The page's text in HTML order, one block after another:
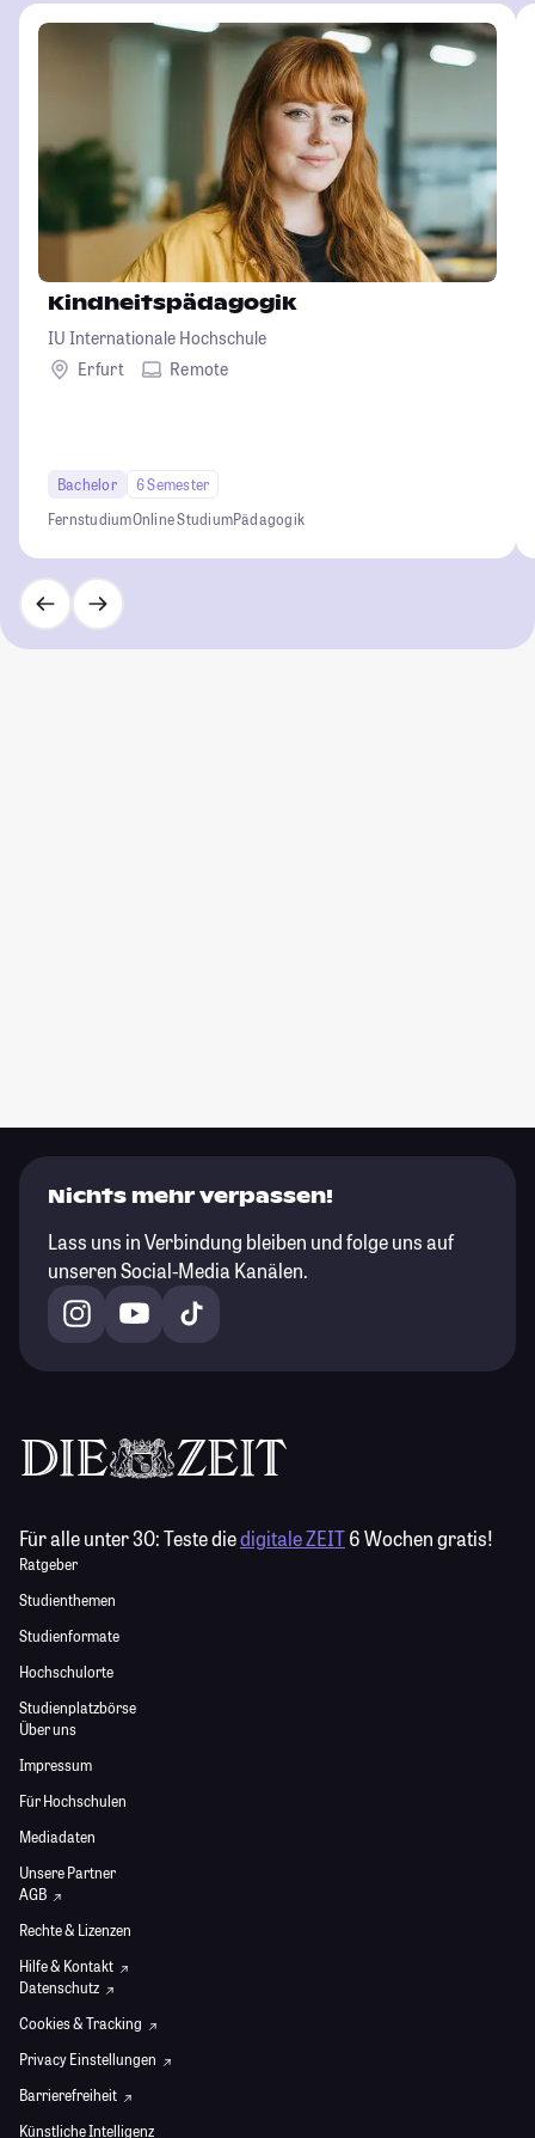
Kindheitspädagogik
IU Internationale Hochschule
Erfurt
Remote
Bachelor
6 Semester
FernstudiumOnline StudiumPädagogik
Nichts mehr verpassen!
Lass uns in Verbindung bleiben und folge uns auf
unseren Social-Media Kanälen.
Für alle unter 30:Teste diedigitale ZEIT6 Wochen gratis!
Ratgeber
Studienthemen
Studienformate
Hochschulorte
Studienplatzbörse
Über uns
Impressum
Für Hochschulen
Mediadaten
Unsere Partner
AGB
Rechte & Lizenzen
Hilfe & Kontakt
Datenschutz
Cookies & Tracking
Privacy Einstellungen
Barrierefreiheit
Künstliche Intelligenz